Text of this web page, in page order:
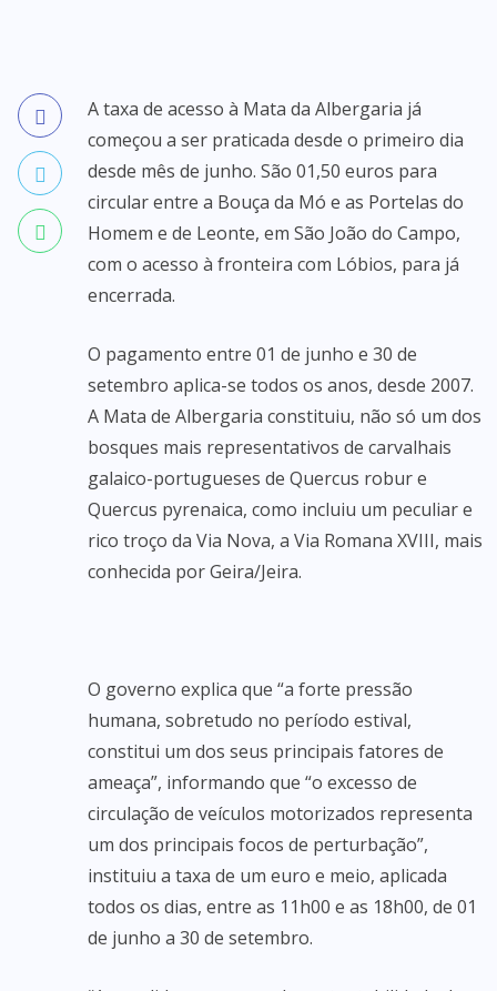
A taxa de acesso à Mata da Albergaria já
começou a ser praticada desde o primeiro dia
desde mês de junho. São 01,50 euros para
circular entre a Bouça da Mó e as Portelas do
Homem e de Leonte, em São João do Campo,
com o acesso à fronteira com Lóbios, para já
encerrada.
O pagamento entre 01 de junho e 30 de
setembro aplica-se todos os anos, desde 2007.
A Mata de Albergaria constituiu, não só um dos
bosques mais representativos de carvalhais
galaico-portugueses de Quercus robur e
Quercus pyrenaica, como incluiu um peculiar e
rico troço da Via Nova, a Via Romana XVIII, mais
conhecida por Geira/Jeira.
O governo explica que “a forte pressão
humana, sobretudo no período estival,
constitui um dos seus principais fatores de
ameaça”, informando que “o excesso de
circulação de veículos motorizados representa
um dos principais focos de perturbação”,
instituiu a taxa de um euro e meio, aplicada
todos os dias, entre as 11h00 e as 18h00, de 01
de junho a 30 de setembro.